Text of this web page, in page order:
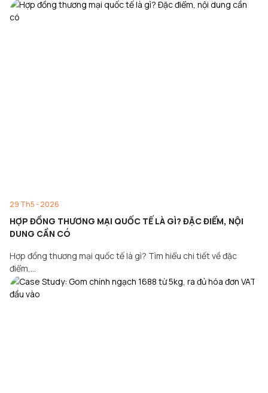
29 Th5 - 2026
HỢP ĐỒNG THƯƠNG MẠI QUỐC TẾ LÀ GÌ? ĐẶC ĐIỂM, NỘI
DUNG CẦN CÓ
Hợp đồng thương mại quốc tế là gì? Tìm hiểu chi tiết về đặc
điểm,…